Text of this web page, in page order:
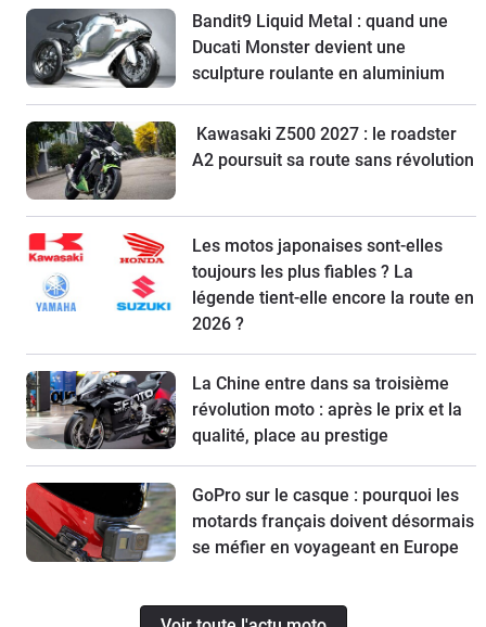
Bandit9 Liquid Metal : quand une
Ducati Monster devient une
sculpture roulante en aluminium
Kawasaki Z500 2027 : le roadster
A2 poursuit sa route sans révolution
Les motos japonaises sont-elles
toujours les plus fiables ? La
légende tient-elle encore la route en
2026 ?
La Chine entre dans sa troisième
révolution moto : après le prix et la
qualité, place au prestige
GoPro sur le casque : pourquoi les
motards français doivent désormais
se méfier en voyageant en Europe